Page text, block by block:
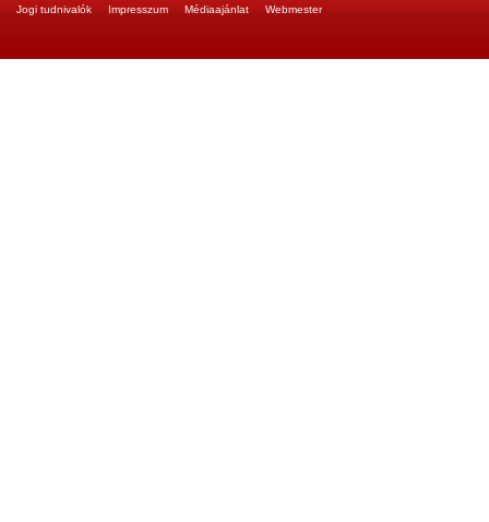
Jogi tudnivalók Impresszum Médiaajánlat Webmester